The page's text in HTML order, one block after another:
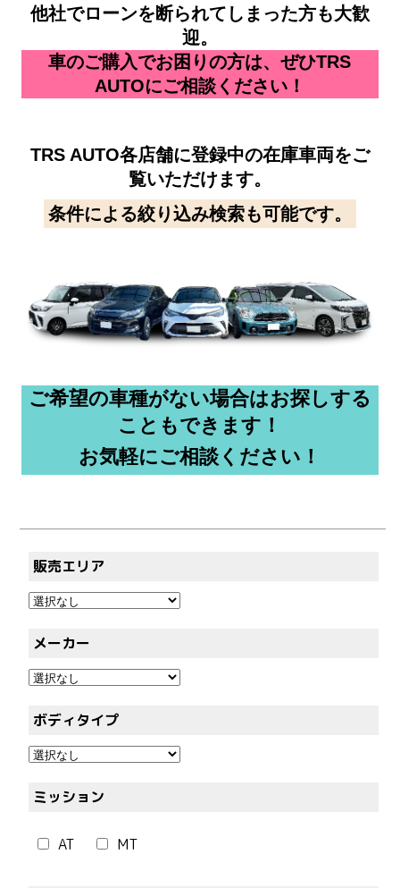
他社でローンを断られてしまった方も大歓
迎。
車のご購入でお困りの方は、ぜひTRS
AUTOにご相談ください！
TRS AUTO各店舗に登録中の在庫車両をご
覧いただけます。
条件による絞り込み検索も可能です。
ご希望の車種がない場合はお探しする
こともできます！
お気軽にご相談ください！
販売エリア
メーカー
ボディタイプ
ミッション
AT MT